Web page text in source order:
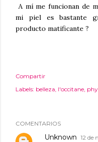
A mí me funcionan de
mi piel es bastante
producto matificante ?
Compartir
Labels: belleza l'occitane
COMENTARIOS
Unknown 12 de